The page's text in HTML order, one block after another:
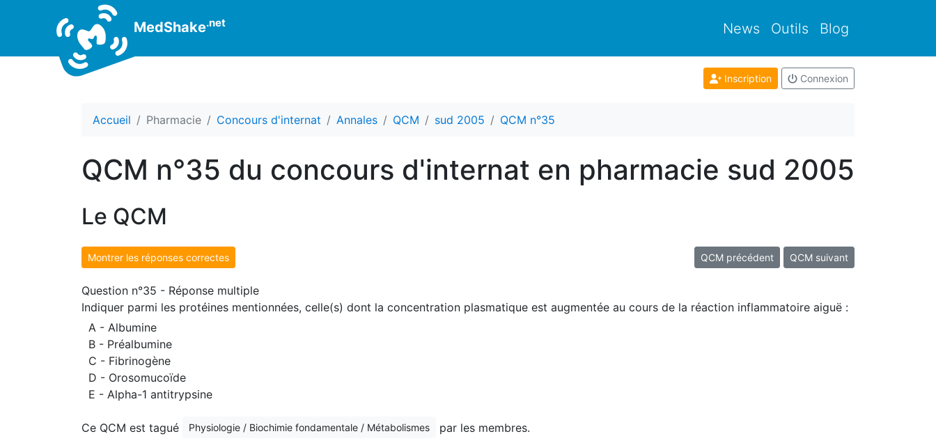
MedShake.net News Outils Blog
Inscription Connexion
Accueil Pharmacie Concours d'internat Annales QCM sud 2005 QCM n°35
QCM n°35 du concours d'internat en pharmacie sud 2005
Le QCM
Montrer les réponses correctes QCM précédent QCM suivant
Question n°35 - Réponse multiple
Indiquer parmi les protéines mentionnées, celle(s) dont la concentration plasmatique est augmentée au cours de la réaction inflammatoire aiguë :
A - Albumine
B - Préalbumine
C - Fibrinogène
D - Orosomucoïde
E - Alpha-1 antitrypsine
Ce QCM est tagué Physiologie / Biochimie fondamentale / Métabolismes par les membres.